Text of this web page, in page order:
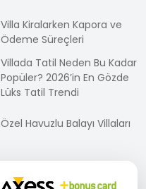
Villa Kiralarken Kapora ve
Ödeme Süreçleri
Villada Tatil Neden Bu Kadar
Popüler? 2026’in En Gözde
Lüks Tatil Trendi
Özel Havuzlu Balayı Villaları